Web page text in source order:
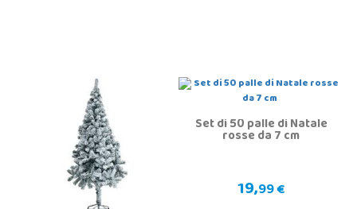
Set di 50 palle di Natale
rosse da 7 cm
19,99 €